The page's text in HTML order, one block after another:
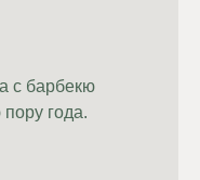
с барбекю
года.